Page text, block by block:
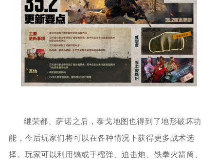
继荣都、萨诺之后，泰戈地图也得到了地形破坏功
能，今后玩家们将可以在各种情况下获得更多战术选
择。玩家可以利用镐或手榴弹、迫击炮、铁拳火箭筒、